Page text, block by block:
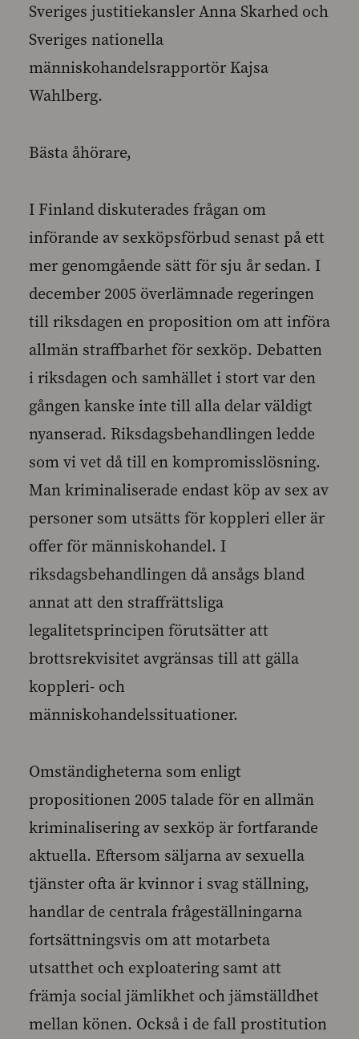
Sveriges justitiekansler Anna Skarhed och
Sveriges nationella
människohandelsrapportör Kajsa
Wahlberg.
Bästa åhörare,
I Finland diskuterades frågan om
införande av sexköpsförbud senast på ett
mer genomgående sätt för sju år sedan. I
december 2005 överlämnade regeringen
till riksdagen en proposition om att införa
allmän straffbarhet för sexköp. Debatten
i riksdagen och samhället i stort var den
gången kanske inte till alla delar väldigt
nyanserad. Riksdagsbehandlingen ledde
som vi vet då till en kompromisslösning.
Man kriminaliserade endast köp av sex av
personer som utsätts för koppleri eller är
offer för människohandel. I
riksdagsbehandlingen då ansågs bland
annat att den straffrättsliga
legalitetsprincipen förutsätter att
brottsrekvisitet avgränsas till att gälla
koppleri- och
människohandelssituationer.
Omständigheterna som enligt
propositionen 2005 talade för en allmän
kriminalisering av sexköp är fortfarande
aktuella. Eftersom säljarna av sexuella
tjänster ofta är kvinnor i svag ställning,
handlar de centrala frågeställningarna
fortsättningsvis om att motarbeta
utsatthet och exploatering samt att
främja social jämlikhet och jämställdhet
mellan könen. Också i de fall prostitution